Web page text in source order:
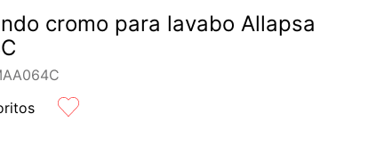
cromo para lavabo Allapsa